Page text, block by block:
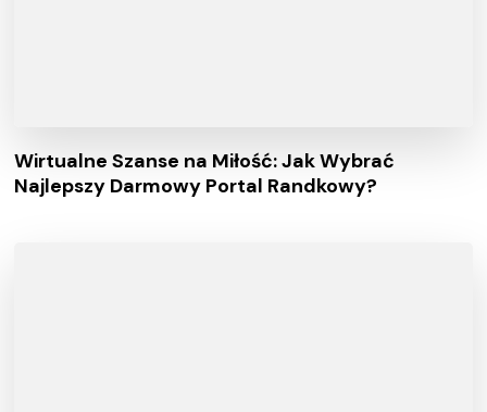
Wirtualne Szanse na Miłość: Jak Wybrać
Najlepszy Darmowy Portal Randkowy?